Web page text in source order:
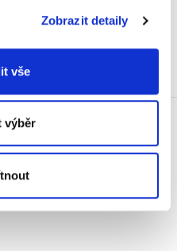
Zobrazit detaily
vše
výběr
nelepená
bílá